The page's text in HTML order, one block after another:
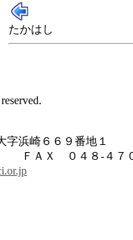
たかはし
浜崎６６９番地１
ＦＡＸ ０４８-４７